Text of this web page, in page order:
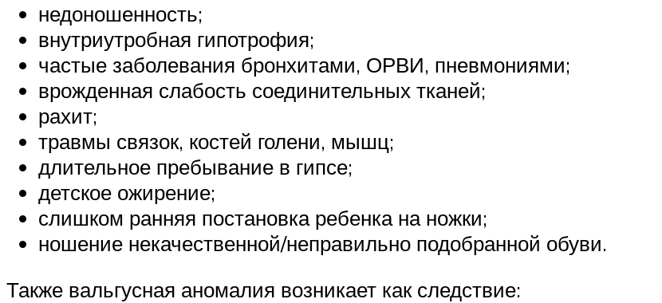
недоношенность;
внутриутробная гипотрофия;
частые заболевания бронхитами, ОРВИ, пневмониями;
врожденная слабость соединительных тканей;
рахит;
травмы связок, костей голени, мышц;
длительное пребывание в гипсе;
детское ожирение;
слишком ранняя постановка ребенка на ножки;
ношение некачественной/неправильно подобранной обуви.
Также вальгусная аномалия возникает как следствие: